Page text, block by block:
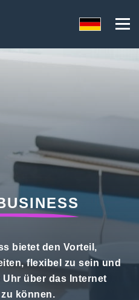
bietet den Vorteil,
flexibel zu sein und
über das Internet
können.